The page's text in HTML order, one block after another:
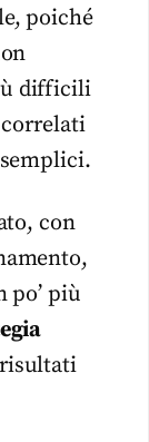
poiché
difficili
con
po’ più